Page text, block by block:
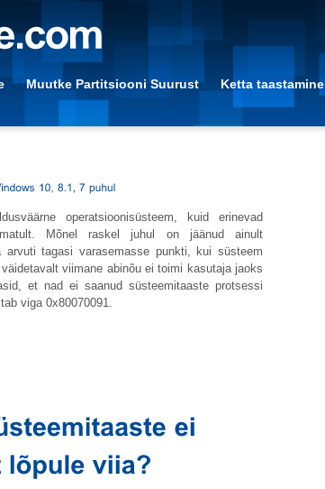
Muutke Partitsiooni Suurust Ketta taastamine
operatsioonisüsteem, kuid erinevad
Mõnel raskel juhul on jäänud ainult
tagasi varasemasse punkti, kui süsteem
viimane abinõu ei toimi kasutaja jaoks
et nad ei saanud süsteemitaaste protsessi
viga 0x80070091.